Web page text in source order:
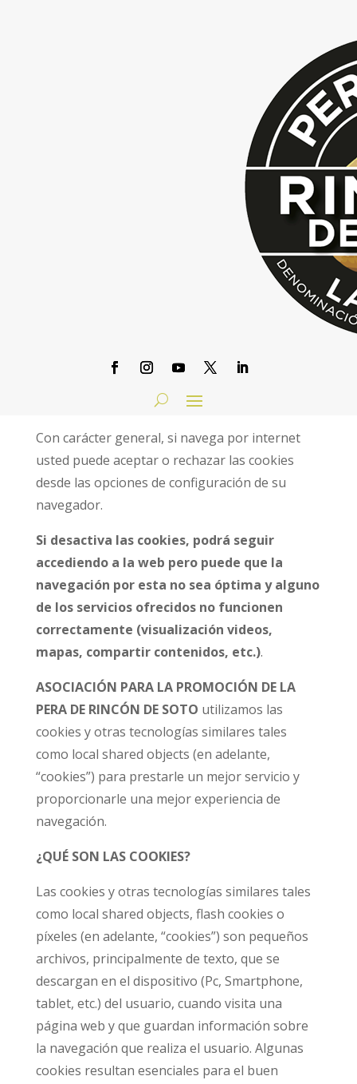
POLÍTICA DE COOKIES
cuál es su finalidad, qué tipo de cookies
utilizamos y cómo configurarlas o en su caso
Con carácter general, si navega por internet
usted puede aceptar o rechazar las cookies
desde las opciones de configuración de su
navegador.
Si desactiva las cookies, podrá seguir
accediendo a la web pero puede que la
navegación por esta no sea óptima y alguno
de los servicios ofrecidos no funcionen
correctamente (visualización videos,
mapas, compartir contenidos, etc.).
ASOCIACIÓN PARA LA PROMOCIÓN DE LA
PERA DE RINCÓN DE SOTO utilizamos las
cookies y otras tecnologías similares tales
como local shared objects (en adelante,
“cookies”) para prestarle un mejor servicio y
proporcionarle una mejor experiencia de
navegación.
¿QUÉ SON LAS COOKIES?
Las cookies y otras tecnologías similares tales
como local shared objects, flash cookies o
píxeles (en adelante, “cookies”) son pequeños
archivos, principalmente de texto, que se
descargan en el dispositivo (Pc, Smartphone,
tablet, etc.) del usuario, cuando visita una
página web y que guardan información sobre
la navegación que realiza el usuario. Algunas
cookies resultan esenciales para el buen